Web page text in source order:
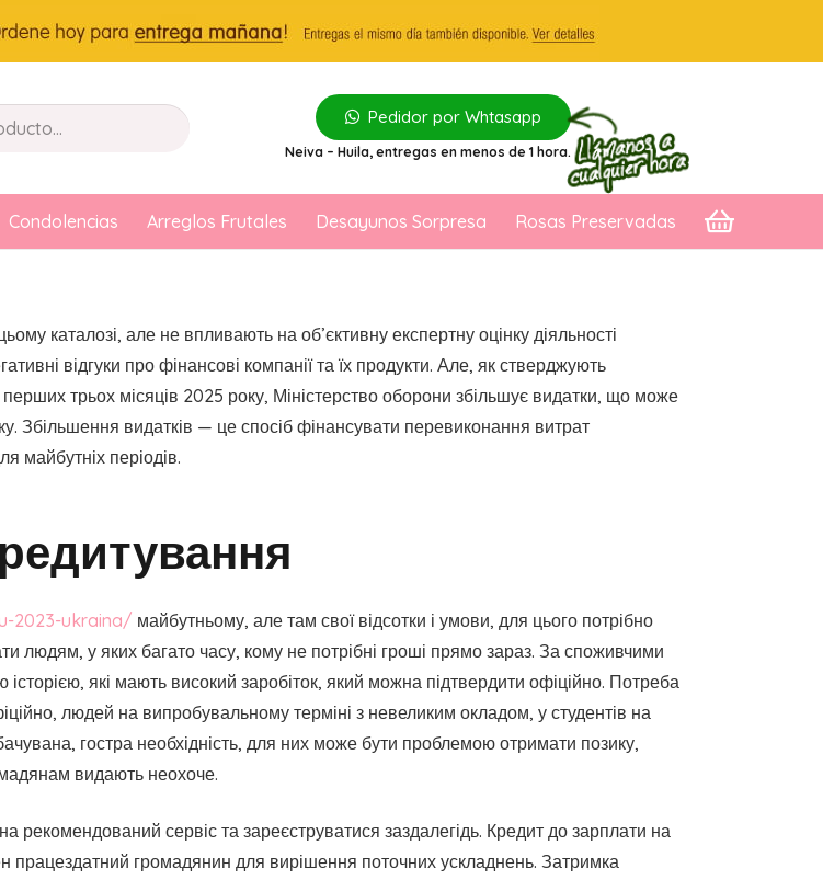
Pedidor por Whtasapp
Neiva – Huila, entregas en menos de 1 hora.
Condolencias Arreglos Frutales Desayunos Sorpresa Rosas Preservadas
каталозі, але не впливають на об’єктивну експертну оцінку діяльності
відгуки про фінансові компанії та їх продукти. Але, як стверджують
трьох місяців 2025 року, Міністерство оборони збільшує видатки, що може
Збільшення видатків — це спосіб фінансувати перевиконання витрат
майбутніх періодів.
2023-ukraina/ майбутньому, але там свої відсотки і умови, для цього потрібно
людям, у яких багато часу, кому не потрібні гроші прямо зараз. За споживчими
які мають високий заробіток, який можна підтвердити офіційно. Потреба
людей на випробувальному терміні з невеликим окладом, у студентів на
гостра необхідність, для них може бути проблемою отримати позику,
видають неохоче.
сервіс та зареєструватися заздалегідь. Кредит до зарплати на
громадянин для вирішення поточних ускладнень. Затримка